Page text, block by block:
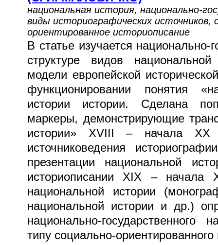
национальная история, национально-
виды историографических источников,
ориентированное историописание
В статье изучается национально-
структуре видов
модели европейской
функционировании понятия
истории истории. Сделана
маркеры, демонстрирующие
истории» XVIII – начала
источниковедения
презентации национальной
историописании XIX – начала
национальной истории
национальной истории и др.)
национально-государственного
типу социально-